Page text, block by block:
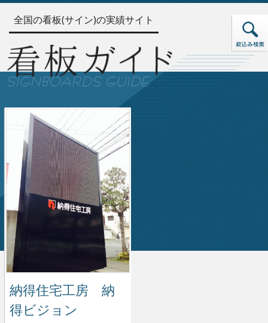
全国の看板(サイン)の実績サイト
納得住宅工房 納
得ビジョン